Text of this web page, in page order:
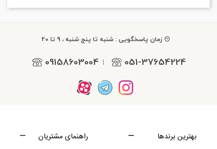
زمان پاسخگویی : شنبه تا پنج شنبه ، 9 تا 20
051-37654224
|
09158603004
بهترین برندها راهنمای مشتریان